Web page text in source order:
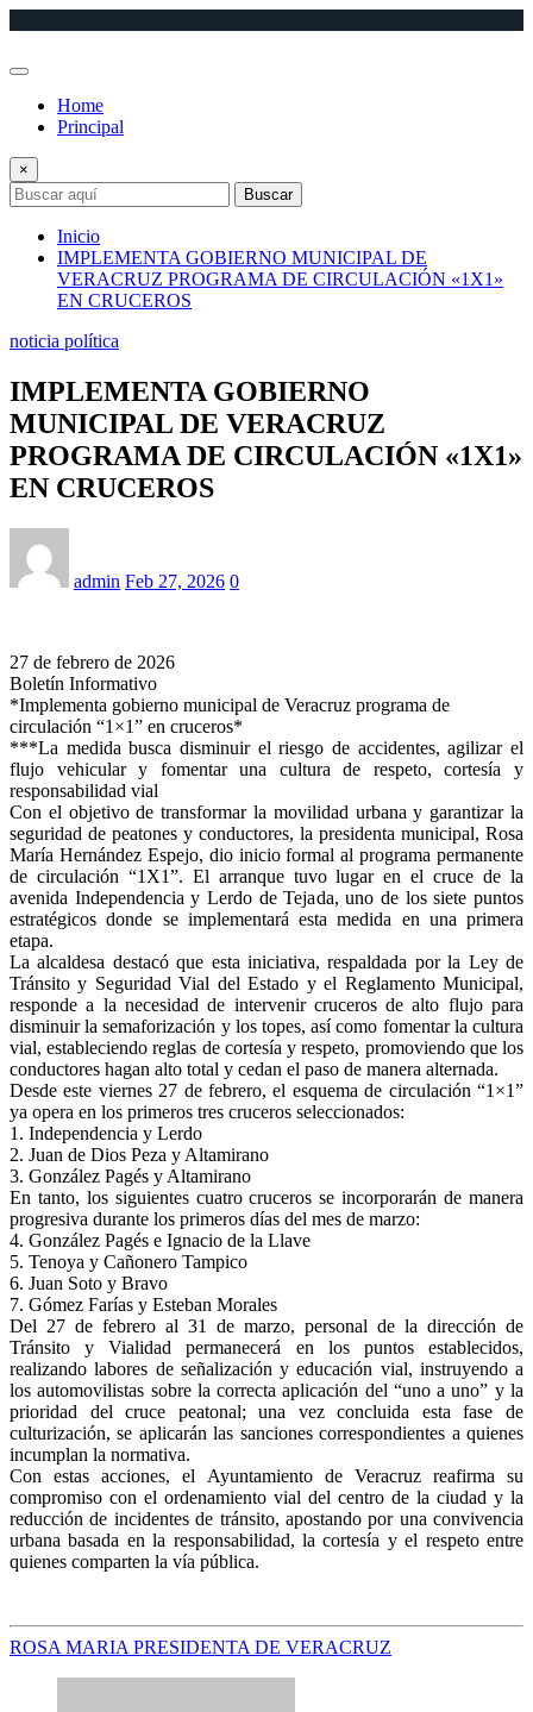
Home
Principal
×
Buscar
Inicio
IMPLEMENTA GOBIERNO MUNICIPAL DE
VERACRUZ PROGRAMA DE CIRCULACIÓN «1X1»
EN CRUCEROS
noticia política
IMPLEMENTA GOBIERNO
MUNICIPAL DE VERACRUZ
PROGRAMA DE CIRCULACIÓN «1X1»
EN CRUCEROS
admin Feb 27, 2026 0
27 de febrero de 2026
Boletín Informativo
*Implementa gobierno municipal de Veracruz programa de
circulación “1×1” en cruceros*
***La medida busca disminuir el riesgo de accidentes, agilizar el
flujo vehicular y fomentar una cultura de respeto, cortesía y
responsabilidad vial
Con el objetivo de transformar la movilidad urbana y garantizar la
seguridad de peatones y conductores, la presidenta municipal, Rosa
María Hernández Espejo, dio inicio formal al programa permanente
de circulación “1X1”. El arranque tuvo lugar en el cruce de la
avenida Independencia y Lerdo de Tejada, uno de los siete puntos
estratégicos donde se implementará esta medida en una primera
etapa.
La alcaldesa destacó que esta iniciativa, respaldada por la Ley de
Tránsito y Seguridad Vial del Estado y el Reglamento Municipal,
responde a la necesidad de intervenir cruceros de alto flujo para
disminuir la semaforización y los topes, así como fomentar la cultura
vial, estableciendo reglas de cortesía y respeto, promoviendo que los
conductores hagan alto total y cedan el paso de manera alternada.
Desde este viernes 27 de febrero, el esquema de circulación “1×1”
ya opera en los primeros tres cruceros seleccionados:
1. Independencia y Lerdo
2. Juan de Dios Peza y Altamirano
3. González Pagés y Altamirano
En tanto, los siguientes cuatro cruceros se incorporarán de manera
progresiva durante los primeros días del mes de marzo:
4. González Pagés e Ignacio de la Llave
5. Tenoya y Cañonero Tampico
6. Juan Soto y Bravo
7. Gómez Farías y Esteban Morales
Del 27 de febrero al 31 de marzo, personal de la dirección de
Tránsito y Vialidad permanecerá en los puntos establecidos,
realizando labores de señalización y educación vial, instruyendo a
los automovilistas sobre la correcta aplicación del “uno a uno” y la
prioridad del cruce peatonal; una vez concluida esta fase de
culturización, se aplicarán las sanciones correspondientes a quienes
incumplan la normativa.
Con estas acciones, el Ayuntamiento de Veracruz reafirma su
compromiso con el ordenamiento vial del centro de la ciudad y la
reducción de incidentes de tránsito, apostando por una convivencia
urbana basada en la responsabilidad, la cortesía y el respeto entre
quienes comparten la vía pública.
ROSA MARIA PRESIDENTA DE VERACRUZ